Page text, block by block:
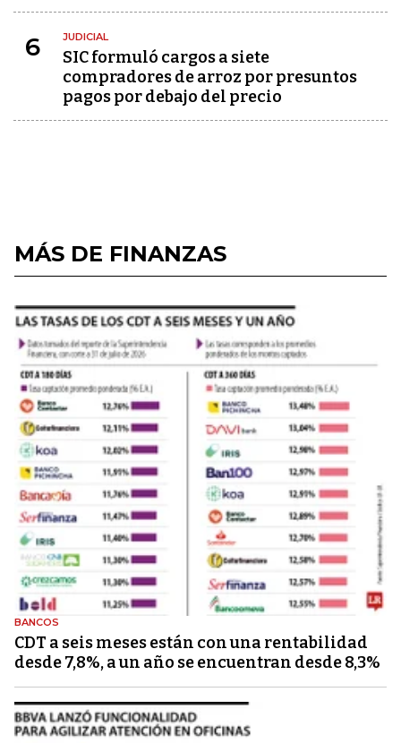
6 JUDICIAL
SIC formuló cargos a siete
compradores de arroz por presuntos
pagos por debajo del precio
MÁS DE FINANZAS
BANCOS
CDT a seis meses están con una rentabilidad
desde 7,8%, a un año se encuentran desde 8,3%